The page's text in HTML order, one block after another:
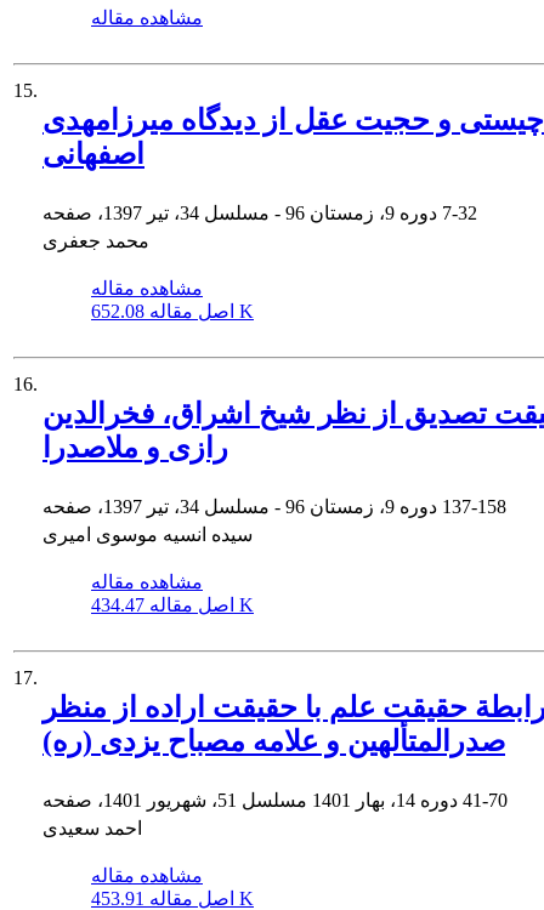
مشاهده مقاله
15.
چیستی و حجیت عقل از دیدگاه میرزامهدی
اصفهانی
7-32
محمد جعفری
مشاهده مقاله
اصل مقاله 652.08 K
16.
تصدیق از نظر شیخ اشراق، فخرالدین
رازی و ملاصدرا
137-158
سیده‌ انسیه موسوی امیری
مشاهده مقاله
اصل مقاله 434.47 K
17.
حقیقت علم با حقیقت اراده از منظر
صدرالمتألهین و علامه مصباح یزدی (ره)
41-70
احمد سعیدی
مشاهده مقاله
اصل مقاله 453.91 K